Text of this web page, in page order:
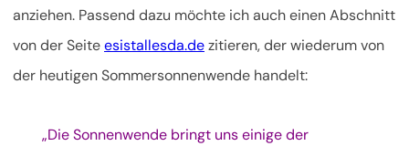
anziehen. Passend dazu möchte ich auch einen Abschnitt
von der Seiteesistallesda.dezitieren, der wiederum von
der heutigen Sommersonnenwende handelt:
„Die Sonnenwende bringt uns einige der